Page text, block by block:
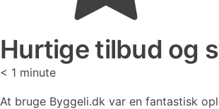
Hurtige tilbud og
< 1 minute
At bruge Byggeli.dk var en fantastisk